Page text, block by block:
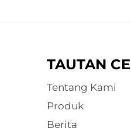
TAUTAN
Tentang Kami
Produk
Berita